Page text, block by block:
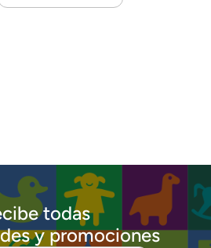
todas
y promociones